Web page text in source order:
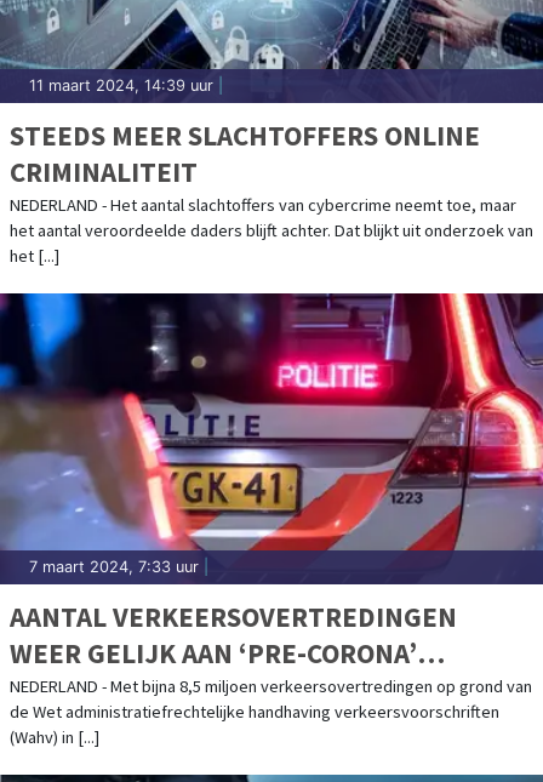
11 maart 2024, 14:39 uur
STEEDS MEER SLACHTOFFERS ONLINE
CRIMINALITEIT
NEDERLAND - Het aantal slachtoffers van cybercrime neemt toe, maar
het aantal veroordeelde daders blijft achter. Dat blijkt uit onderzoek van
het [...]
7 maart 2024, 7:33 uur
AANTAL VERKEERSOVERTREDINGEN
WEER GELIJK AAN ‘PRE-CORONA’
TIJDPERK
NEDERLAND - Met bijna 8,5 miljoen verkeersovertredingen op grond van
de Wet administratiefrechtelijke handhaving verkeersvoorschriften
(Wahv) in [...]